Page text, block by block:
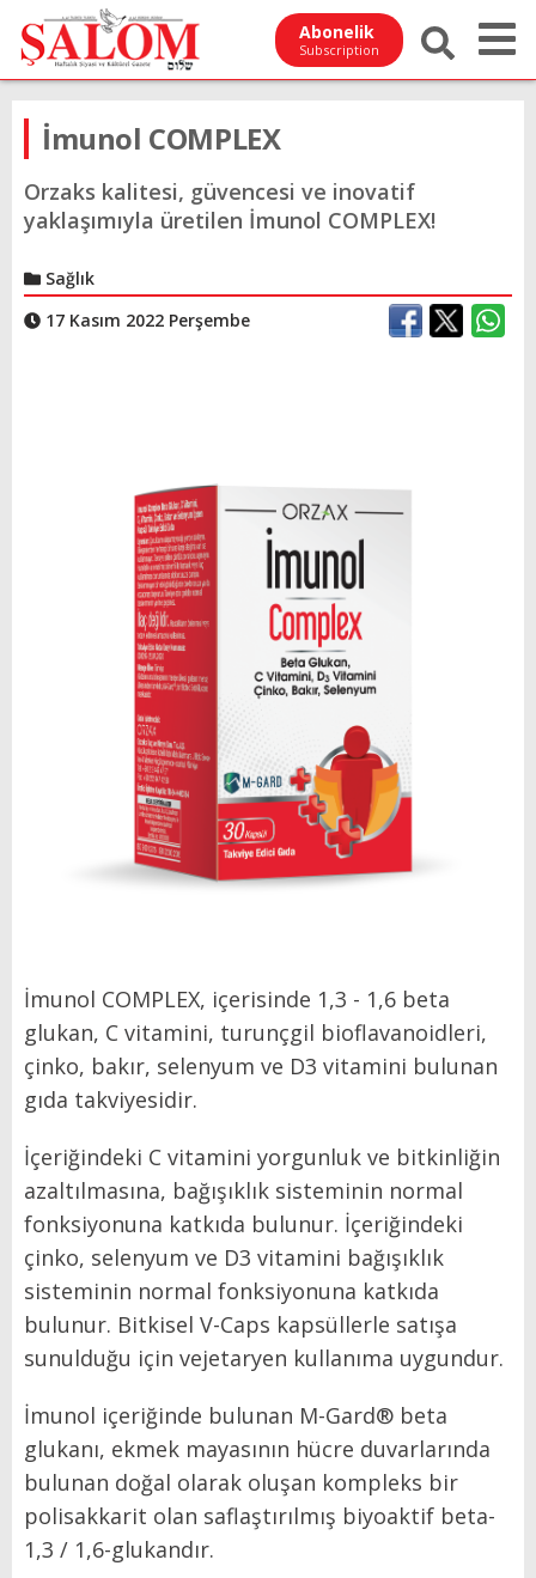
Abonelik
Subscription
İmunol COMPLEX
Orzaks kalitesi, güvencesi ve inovatif
yaklaşımıyla üretilen İmunol COMPLEX!
Sağlık
17 Kasım 2022 Perşembe
İmunol COMPLEX, içerisinde 1,3 - 1,6 beta
glukan, C vitamini, turunçgil bioflavanoidleri,
çinko, bakır, selenyum ve D3 vitamini bulunan
gıda takviyesidir.
İçeriğindeki C vitamini yorgunluk ve bitkinliğin
azaltılmasına, bağışıklık sisteminin normal
fonksiyonuna katkıda bulunur. İçeriğindeki
çinko, selenyum ve D3 vitamini bağışıklık
sisteminin normal fonksiyonuna katkıda
bulunur. Bitkisel V-Caps kapsüllerle satışa
sunulduğu için vejetaryen kullanıma uygundur.
İmunol içeriğinde bulunan M-Gard® beta
glukanı, ekmek mayasının hücre duvarlarında
bulunan doğal olarak oluşan kompleks bir
polisakkarit olan saflaştırılmış biyoaktif beta-
1,3 / 1,6-glukandır.